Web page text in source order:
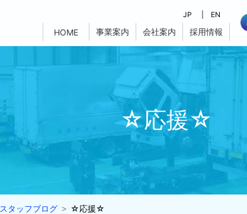
JP EN
HOME 事業案内 会社案内 採用情報
☆応援☆
スタッフブログ ☆応援☆